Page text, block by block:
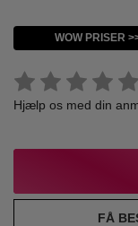
WOW PRISER
Hjælp os med din
FÅ